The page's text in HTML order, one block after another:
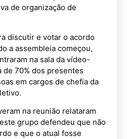
de organização de
discutir e votar o acordo
a assembleia começou,
na sala da vídeo-
de 70% dos presentes
em cargos de chefia da
na reunião relataram
grupo defendeu que não
e que o atual fosse